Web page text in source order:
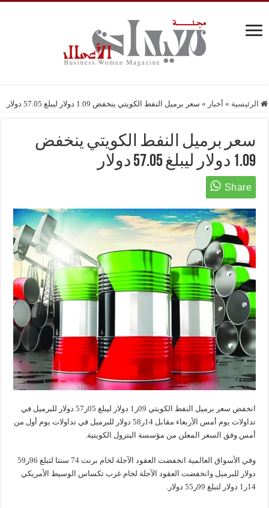
الرئيسية » أخبار » سعر برميل النفط الكويتي ينخفض 1.09 دولار ليبلغ 57.05 دولار
سعر برميل النفط الكويتي ينخفض
1.09 دولار ليبلغ 57.05 دولار
انخفض سعر برميل النفط الكويتي 09ر1 دولار ليبلغ 05ر57 دولار للبرميل في
تداولات يوم أمس الأربعاء مقابل 14ر58 دولار للبرميل في تداولات يوم أول من
أمس وفق السعر المعلن من مؤسسة البترول الكويتية.
وفي الأسواق العالمية انخفضت العقود الآجلة لخام برنت 74 سنتا لتبلغ 96ر59
دولار للبرميل وانخفضت العقود الآجلة لخام غرب تكساس الوسيط الأمريكي
14ر1 دولار لتبلغ 99ر55 دولار.